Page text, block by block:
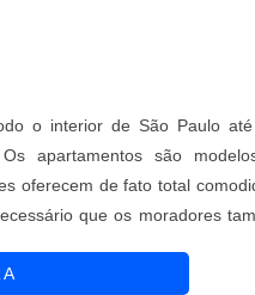
o interior de São Paulo
apartamentos são
oferecem de fato total
que os moradores